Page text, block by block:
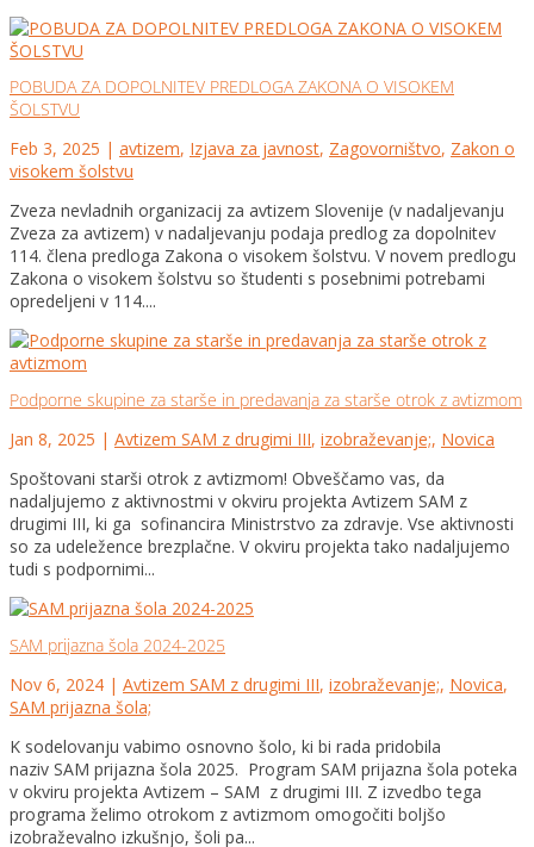
POBUDA ZA DOPOLNITEV PREDLOGA ZAKONA O VISOKEM
ŠOLSTVU
Feb 3, 2025 | avtizem, Izjava za javnost, Zagovorništvo, Zakon o
visokem šolstvu
Zveza nevladnih organizacij za avtizem Slovenije (v nadaljevanju
Zveza za avtizem) v nadaljevanju podaja predlog za dopolnitev
114. člena predloga Zakona o visokem šolstvu. V novem predlogu
Zakona o visokem šolstvu so študenti s posebnimi potrebami
opredeljeni v 114....
Podporne skupine za starše in predavanja za starše otrok z avtizmom
Jan 8, 2025 | Avtizem SAM z drugimi III, izobraževanje;, Novica
Spoštovani starši otrok z avtizmom! Obveščamo vas, da
nadaljujemo z aktivnostmi v okviru projekta Avtizem SAM z
drugimi III, ki ga sofinancira Ministrstvo za zdravje. Vse aktivnosti
so za udeležence brezplačne. V okviru projekta tako nadaljujemo
tudi s podpornimi...
SAM prijazna šola 2024-2025
Nov 6, 2024 | Avtizem SAM z drugimi III, izobraževanje;, Novica,
SAM prijazna šola;
K sodelovanju vabimo osnovno šolo, ki bi rada pridobila
naziv SAM prijazna šola 2025. Program SAM prijazna šola poteka
v okviru projekta Avtizem – SAM z drugimi III. Z izvedbo tega
programa želimo otrokom z avtizmom omogočiti boljšo
izobraževalno izkušnjo, šoli pa...